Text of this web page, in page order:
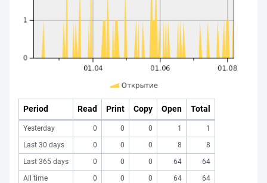
Period Read Print Copy Open Total
Yesterday 0 0 0 1
1
Last 30 days
0 0 0 8
8
Last 365 days
0 0 0 64
64
All time
0 0 0 64 64